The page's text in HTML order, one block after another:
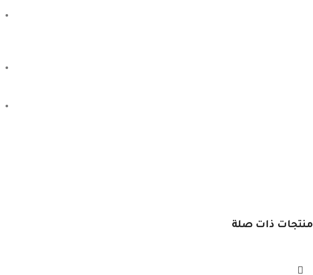
منتجات ذات صلة